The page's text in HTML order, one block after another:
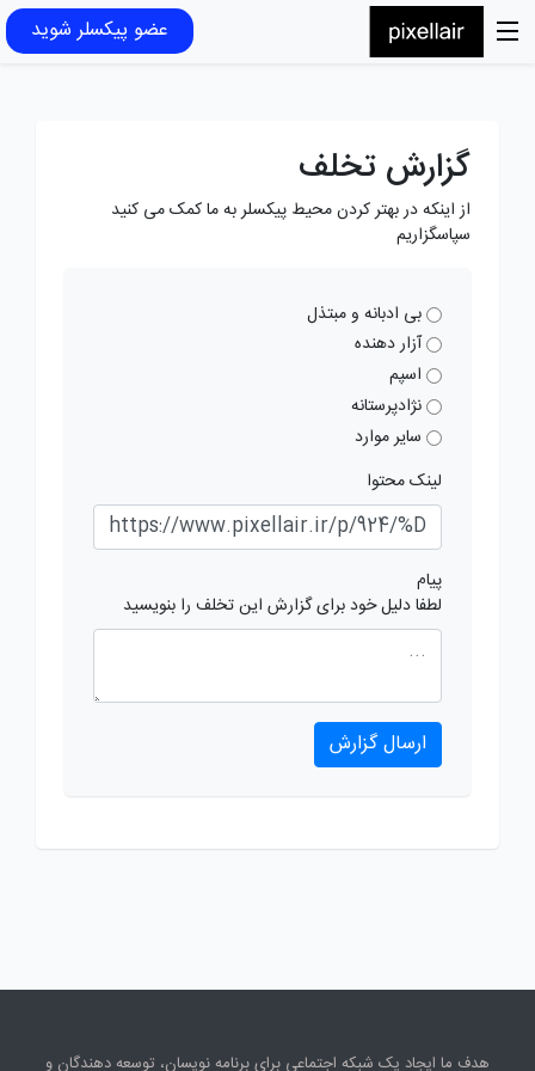
عضو پیکسلر شوید
گزارش تخلف
از اینکه در بهتر کردن محیط پیکسلر به ما کمک می کنید
سپاسگزاریم
بی ادبانه و مبتذل
آزار دهنده
اسپم
نژادپرستانه
سایر موارد
لینک محتوا
پیام
لطفا دلیل خود برای گزارش این تخلف را بنویسید
ارسال گزارش
هدف ما ایجاد یک شبکه اجتماعی برای برنامه نویسان، توسعه دهندگان و